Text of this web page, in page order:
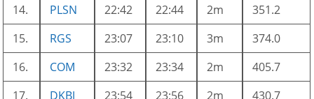
14.
PLSN 22:42 22:44 2m
351.2
15.
RGS 23:07 23:10 3m
374.0
16.
COM 23:32 23:34 2m
405.7
17.
DKBJ 23:54 23:56 2m
430.7